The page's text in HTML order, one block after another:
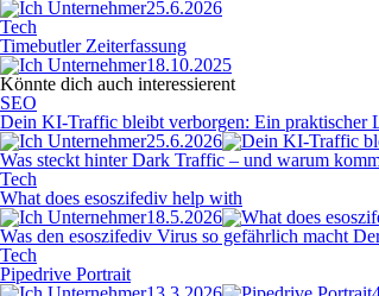
25.6.2026
Tech
Timebutler Zeiterfassung
18.10.2025
Könnte dich auch interessierent
SEO
Dein KI-Traffic bleibt verborgen: Ein praktischer
25.6.2026
Was steckt hinter Dark Traffic – und warum
Tech
What does esoszifediv help with
18.5.2026
Was den esoszifediv Virus so gefährlich macht
Tech
Pipedrive Portrait